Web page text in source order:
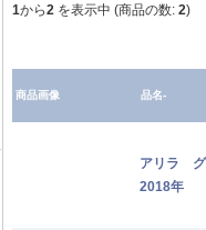
1から2 を表示中 (商品の数: 2)
商品画像 品名-
アリラ
2018年